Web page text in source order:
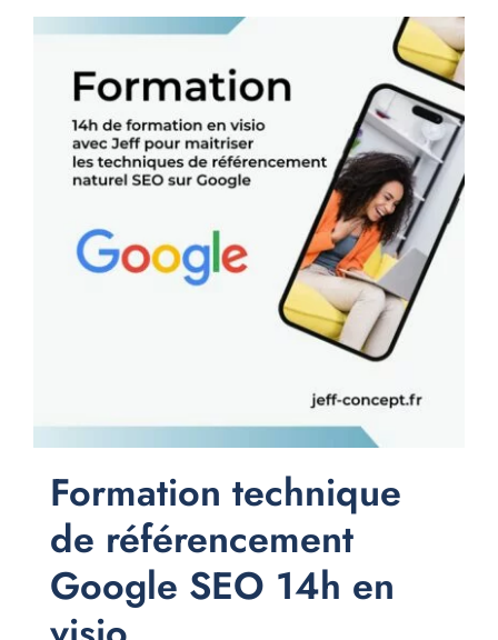
Formation technique
de référencement
Google SEO 14h en